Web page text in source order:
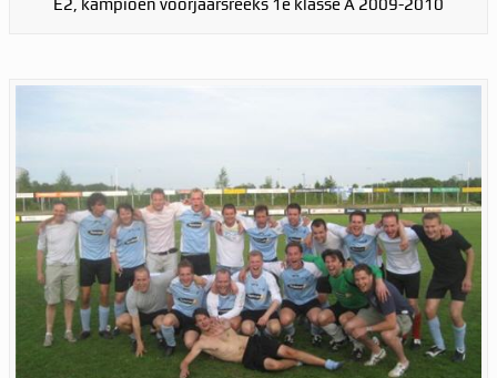
E2, kampioen voorjaarsreeks 1e klasse A 2009-2010